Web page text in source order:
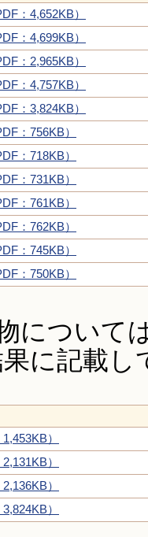
：4,652KB）
：4,699KB）
：2,965KB）
：4,757KB）
：3,824KB）
：756KB）
：718KB）
：731KB）
：761KB）
：762KB）
：745KB）
：750KB）
について
に記載し
）
）
）
）